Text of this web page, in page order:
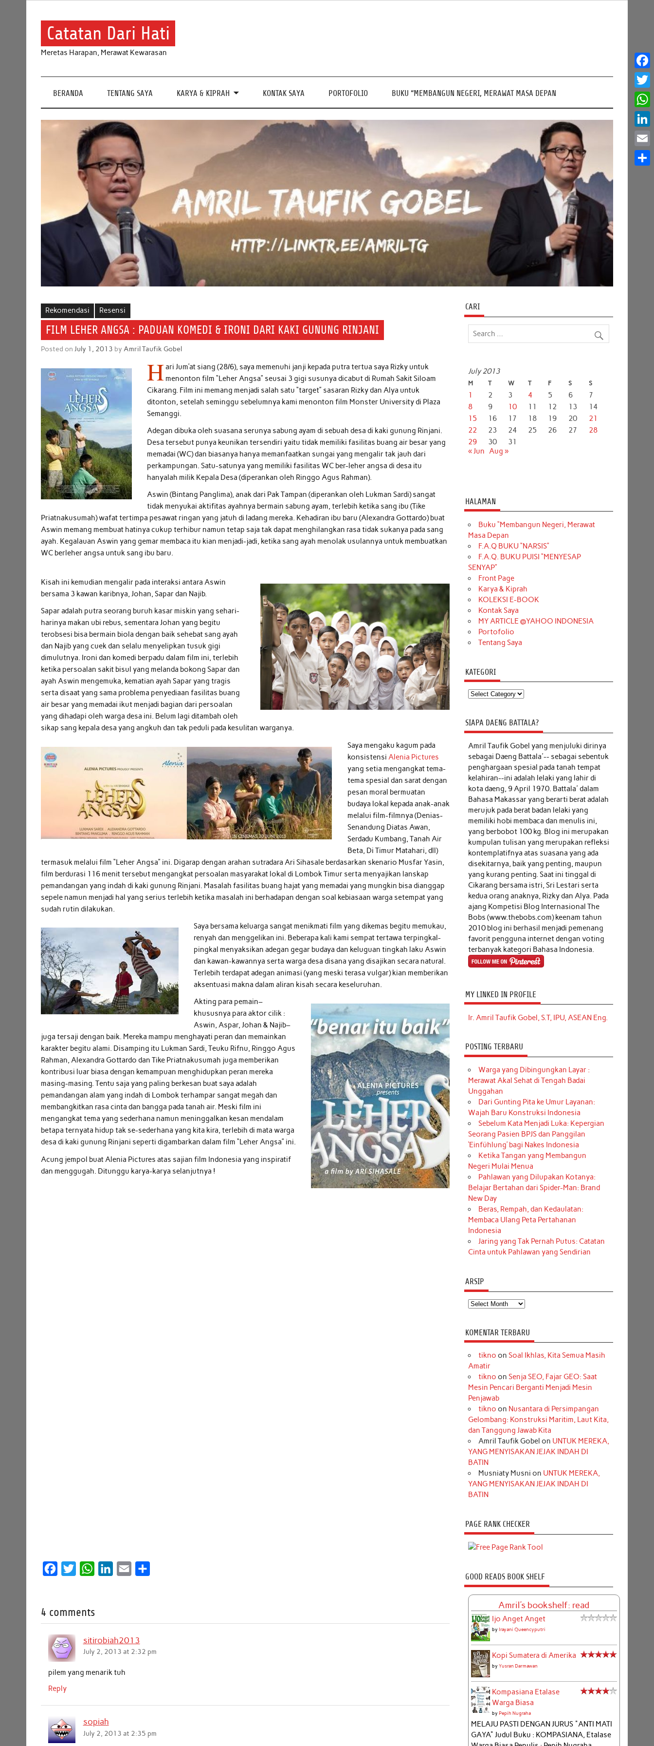
Catatan Dari Hati
Meretas Harapan, Merawat Kewarasan
BERANDA TENTANG SAYA KARYA & KIPRAH KONTAK SAYA PORTOFOLIO BUKU “MEMBANGUN NEGERI, MERAWAT MASA DEPAN
Rekomendasi Resensi
FILM LEHER ANGSA : PADUAN KOMEDI & IRONI DARI KAKI GUNUNG RINJANI
Posted onJuly 1, 2013 byAmril Taufik Gobel
H ari Jum’at siang (28/6), saya memenuhi janji kepada putra tertua saya Rizky untuk
menonton film “Leher Angsa” seusai 3 gigi susunya dicabut di Rumah Sakit Siloam
Cikarang. Film ini memang menjadi salah satu “target” sasaran Rizky dan Alya untuk
ditonton, setelah seminggu sebelumnya kami menonton film Monster University di Plaza
Semanggi.
Adegan dibuka oleh suasana serunya sabung ayam di sebuah desa di kaki gunung Rinjani.
Desa tersebut punya keunikan tersendiri yaitu tidak memiliki fasilitas buang air besar yang
memadai (WC) dan biasanya hanya memanfaatkan sungai yang mengalir tak jauh dari
perkampungan. Satu-satunya yang memiliki fasilitas WC ber-leher angsa di desa itu
hanyalah milik Kepala Desa (diperankan oleh Ringgo Agus Rahman).
Aswin (Bintang Panglima), anak dari Pak Tampan (diperankan oleh Lukman Sardi) sangat
tidak menyukai aktifitas ayahnya bermain sabung ayam, terlebih ketika sang ibu (Tike
Priatnakusumah) wafat tertimpa pesawat ringan yang jatuh di ladang mereka. Kehadiran ibu baru (Alexandra Gottardo) buat
Aswin memang membuat hatinya cukup terhibur namun tetap saja tak dapat menghilangkan rasa tidak sukanya pada sang
ayah. Kegalauan Aswin yang gemar membaca itu kian menjadi-jadi, ketika sang ayah menolak usulannya untuk membuatkan
WC berleher angsa untuk sang ibu baru.
Kisah ini kemudian mengalir pada interaksi antara Aswin
bersama 3 kawan karibnya, Johan, Sapar dan Najib.
Sapar adalah putra seorang buruh kasar miskin yang sehari-
harinya makan ubi rebus, sementara Johan yang begitu
terobsesi bisa bermain biola dengan baik sehebat sang ayah
dan Najib yang cuek dan selalu menyelipkan tusuk gigi
dimulutnya. Ironi dan komedi berpadu dalam film ini, terlebih
ketika persoalan sakit bisul yang melanda bokong Sapar dan
ayah Aswin mengemuka, kematian ayah Sapar yang tragis
serta disaat yang sama problema penyediaan fasilitas buang
air besar yang memadai ikut menjadi bagian dari persoalan
yang dihadapi oleh warga desa ini. Belum lagi ditambah oleh
sikap sang kepala desa yang angkuh dan tak peduli pada kesulitan warganya.
Saya mengaku kagum pada
konsistensi Alenia Pictures
yang setia mengangkat tema-
tema spesial dan sarat dengan
pesan moral bermuatan
budaya lokal kepada anak-anak
melalui film-filmnya (Denias-
Senandung Diatas Awan,
Serdadu Kumbang, Tanah Air
Beta, Di Timur Matahari, dll)
termasuk melalui film “Leher Angsa” ini. Digarap dengan arahan sutradara Ari Sihasale berdasarkan skenario Musfar Yasin,
film berdurasi 116 menit tersebut mengangkat persoalan masyarakat lokal di Lombok Timur serta menyajikan lanskap
pemandangan yang indah di kaki gunung Rinjani. Masalah fasilitas buang hajat yang memadai yang mungkin bisa dianggap
sepele namun menjadi hal yang serius terlebih ketika masalah ini berhadapan dengan soal kebiasaan warga setempat yang
sudah rutin dilakukan.
Saya bersama keluarga sangat menikmati film yang dikemas begitu memukau,
renyah dan menggelikan ini. Beberapa kali kami sempat tertawa terpingkal-
pingkal menyaksikan adegan gegar budaya dan keluguan tingkah laku Aswin
dan kawan-kawannya serta warga desa disana yang disajikan secara natural.
Terlebih terdapat adegan animasi (yang meski terasa vulgar) kian memberikan
aksentuasi makna dalam aliran kisah secara keseluruhan.
Akting para pemain–
khususnya para aktor cilik :
Aswin, Aspar, Johan & Najib–
juga tersaji dengan baik. Mereka mampu menghayati peran dan memainkan
karakter begitu alami. Disamping itu Lukman Sardi, Teuku Rifnu, Ringgo Agus
Rahman, Alexandra Gottardo dan Tike Priatnakusumah juga memberikan
kontribusi luar biasa dengan kemampuan menghidupkan peran mereka
masing-masing. Tentu saja yang paling berkesan buat saya adalah
pemandangan alam yang indah di Lombok terhampar sangat megah dan
membangkitkan rasa cinta dan bangga pada tanah air. Meski film ini
mengangkat tema yang sederhana namun meninggalkan kesan mendalam
betapa ternyata hidup tak se-sederhana yang kita kira, terlebih di mata warga
desa di kaki gunung Rinjani seperti digambarkan dalam film “Leher Angsa” ini.
Acung jempol buat Alenia Pictures atas sajian film Indonesia yang inspiratif
dan menggugah. Ditunggu karya-karya selanjutnya !
e
b
o
o
k
t
t
W
s
A
p
p
e
d
I
n
l
e
4 comments
sitirobiah2013
July 2, 2013 at 2:32 pm
pilem yang menarik tuh
Reply
sopiah
July 2, 2013 at 2:35 pm
CARI
July 2013
M T W T F S S
1 2 3 4 5 6
7
8
9 10 11 12 13
14
15
16 17 18 19 20
21
22
23 24 25 26 27
28
29
30
31
« Jun Aug »
HALAMAN
Buku “Membangun Negeri, Merawat
Masa Depan
F.A.Q BUKU “NARSIS”
F.A.Q. BUKU PUISI “MENYESAP
SENYAP”
Front Page
Karya & Kiprah
KOLEKSI E-BOOK
Kontak Saya
MY ARTICLE @YAHOO INDONESIA
Portofolio
Tentang Saya
KATEGORI
Kategori
SIAPA DAENG BATTALA?
Amril Taufik Gobel yang menjuluki dirinya
sebagai Daeng Battala'-- sebagai sebentuk
penghargaan spesial pada tanah tempat
kelahiran--ini adalah lelaki yang lahir di
kota daeng, 9 April 1970. Battala' dalam
Bahasa Makassar yang berarti berat adalah
merujuk pada berat badan lelaki yang
memiliki hobi membaca dan menulis ini,
yang berbobot 100 kg. Blog ini merupakan
kumpulan tulisan yang merupakan refleksi
kontemplatifnya atas suasana yang ada
disekitarnya, baik yang penting, maupun
yang kurang penting. Saat ini tinggal di
Cikarang bersama istri, Sri Lestari serta
kedua orang anaknya, Rizky dan Alya. Pada
ajang Kompetisi Blog Internasional The
Bobs (www.thebobs.com) keenam tahun
2010 blog ini berhasil menjadi pemenang
favorit pengguna internet dengan voting
terbanyak kategori Bahasa Indonesia.
MY LINKED IN PROFILE
Ir. Amril Taufik Gobel, S.T, IPU, ASEAN Eng.
POSTING TERBARU
Warga yang Dibingungkan Layar :
Merawat Akal Sehat di Tengah Badai
Unggahan
Dari Gunting Pita ke Umur Layanan:
Wajah Baru Konstruksi Indonesia
Sebelum Kata Menjadi Luka: Kepergian
Seorang Pasien BPJS dan Panggilan
‘Einfühlung’ bagi Nakes Indonesia
Ketika Tangan yang Membangun
Negeri Mulai Menua
Pahlawan yang Dilupakan Kotanya:
Belajar Bertahan dari Spider-Man: Brand
New Day
Beras, Rempah, dan Kedaulatan:
Membaca Ulang Peta Pertahanan
Indonesia
Jaring yang Tak Pernah Putus: Catatan
Cinta untuk Pahlawan yang Sendirian
ARSIP
Arsip
KOMENTAR TERBARU
tikno on Soal Ikhlas, Kita Semua Masih
Amatir
tikno on Senja SEO, Fajar GEO: Saat
Mesin Pencari Berganti Menjadi Mesin
Penjawab
tikno on Nusantara di Persimpangan
Gelombang: Konstruksi Maritim, Laut Kita,
dan Tanggung Jawab Kita
Amril Taufik Gobel on UNTUK MEREKA,
YANG MENYISAKAN JEJAK INDAH DI
BATIN
Musniaty Musni on UNTUK MEREKA,
YANG MENYISAKAN JEJAK INDAH DI
BATIN
PAGE RANK CHECKER
GOOD READS BOOK SHELF
Amril's bookshelf: read
Ijo Anget Anget
by Irayani Queencyputri
Kopi Sumatera di Amerika
by Yusran Darmawan
Kompasiana Etalase
Warga Biasa
by Pepih Nugraha
MELAJU PASTI DENGAN JURUS "ANTI MATI
GAYA" Judul Buku : KOMPASIANA, Etalase
Email